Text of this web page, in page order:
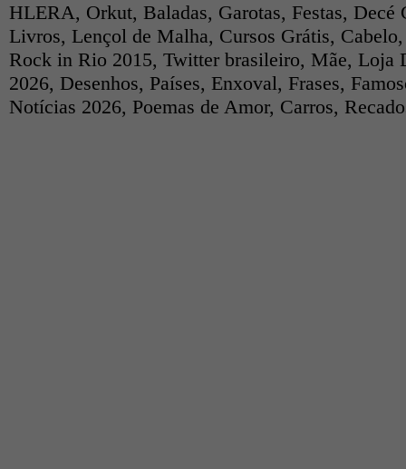
HLERA, Orkut, Baladas, Garotas, Festas, Decé
Livros, Lençol de Malha, Cursos Grátis, Cabelo
Rock in Rio 2015, Twitter brasileiro, Mãe, Loja
2026, Desenhos, Países, Enxoval, Frases,
Notícias 2026, Poemas de Amor, Carros,